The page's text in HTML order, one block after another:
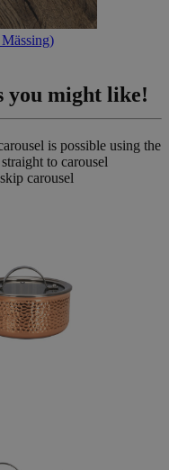
you might like!
is possible using the
to carousel
carousel